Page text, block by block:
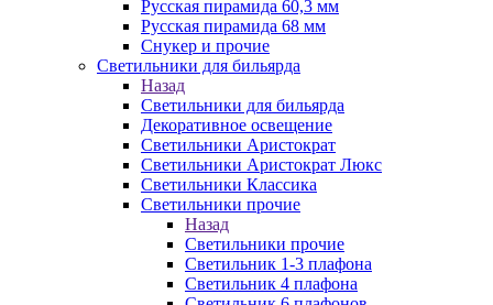
Русская пирамида 60,3 мм
Русская пирамида 68 мм
Снукер и прочие
Светильники для бильярда
Назад
Светильники для бильярда
Декоративное освещение
Светильники Аристократ
Светильники Аристократ Люкс
Светильники Классика
Светильники прочие
Назад
Светильники прочие
Светильник 1-3 плафона
Светильник 4 плафона